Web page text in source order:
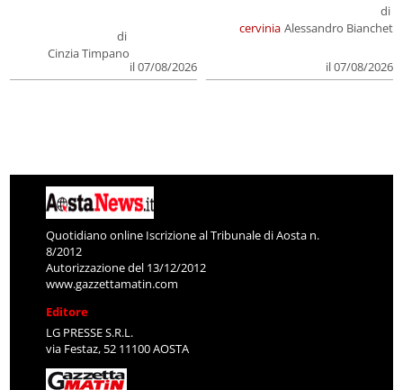
di
Cinzia Timpano
il 07/08/2026
cervinia
di
Alessandro Bianchet
il 07/08/2026
Quotidiano online Iscrizione al Tribunale di Aosta n.
8/2012
Autorizzazione del 13/12/2012
www.gazzettamatin.com
Editore
LG PRESSE S.R.L.
via Festaz, 52 11100 AOSTA